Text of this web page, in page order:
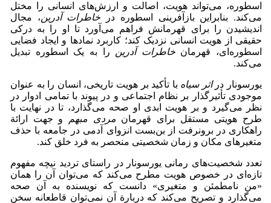
اسطوره، می‌تواند هویت، اصالت و ارزش‌های انسانی را مختل
می‌کند. بنابراین بازآفرینی اسطوره در خاطرات آدرین، مجال
اندیشیدن را برای قهرمانش فراهم می‌آورد تا او را به درکی
حقیقی از هویت انسانی نزدیک کند؛ کاربرد نمادها و ایجاد فضایی
اسطوره‌ای، قهرمانخاطرات آدرین را به یک اسطوره تبدیل
می‌کند.
یورسونار دراثر سیاه با تأکید بر هویت تاریخی، انسان را به عنوان
موجودی تأثیرگذار بر نظام اجتماعی و در پیوند با تمامی ادوار در
نظر می‌گیرد و بر هویت ابدی او صحه می‌گذارد، تا در نهایت با
طرح هویتی مستقل برای قهرمان مردی مبهم
و جهت ارائة
راهکاری در برونرفت از بن‌بست انزوای آدمی در جامعه با حذف
متغیرهای مکان و زمان شخصیتی منحصر به فرد خلق کند.
تعدد شخصیت‌های رمانی یورسونار در راستای تردید نیچه مفهوم
تازه‌ای در خصوص هویت مطرح می‌کند که می‌توان آن را همان
«من نامطمئن و متغیری» دانست که نویسنده به آن صحه
می‌گذارد و تصریح می‌کند که دربارة آن نمی‌توان قاطعانه سخن